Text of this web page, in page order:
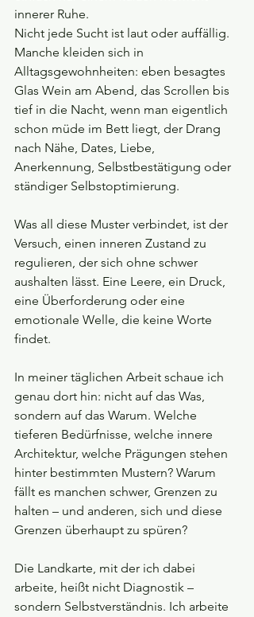
innerer Ruhe.
Nicht jede Sucht ist laut oder auffällig.
Manche kleiden sich in
Alltagsgewohnheiten: eben besagtes
Glas Wein am Abend, das Scrollen bis
tief in die Nacht, wenn man eigentlich
schon müde im Bett liegt, der Drang
nach Nähe, Dates, Liebe,
Anerkennung, Selbstbestätigung oder
ständiger Selbstoptimierung.
Was all diese Muster verbindet, ist der
Versuch, einen inneren Zustand zu
regulieren, der sich ohne schwer
aushalten lässt. Eine Leere, ein Druck,
eine Überforderung oder eine
emotionale Welle, die keine Worte
findet.
In meiner täglichen Arbeit schaue ich
genau dort hin: nicht auf das Was,
sondern auf das Warum. Welche
tieferen Bedürfnisse, welche innere
Architektur, welche Prägungen stehen
hinter bestimmten Mustern? Warum
fällt es manchen schwer, Grenzen zu
halten – und anderen, sich und diese
Grenzen überhaupt zu spüren?
Die Landkarte, mit der ich dabei
arbeite, heißt nicht Diagnostik –
sondern Selbstverständnis. Ich arbeite